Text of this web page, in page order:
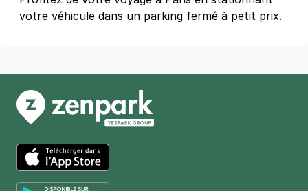
votre véhicule dans un parking fermé à petit prix.
App Store